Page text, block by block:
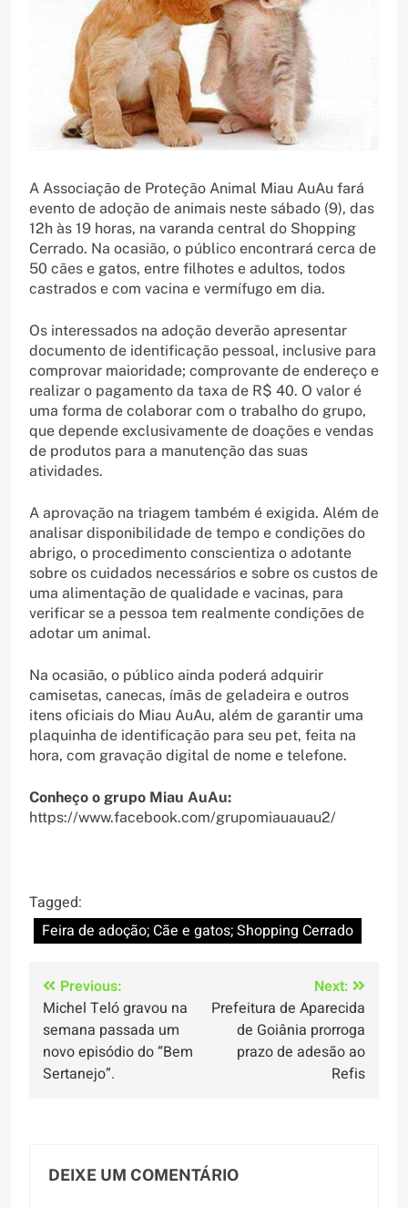
A Associação de Proteção Animal Miau AuAu fará
evento de adoção de animais neste sábado (9), das
12h às 19 horas, na varanda central do Shopping
Cerrado. Na ocasião, o público encontrará cerca de
50 cães e gatos, entre filhotes e adultos, todos
castrados e com vacina e vermífugo em dia.
Os interessados na adoção deverão apresentar
documento de identificação pessoal, inclusive para
comprovar maioridade; comprovante de endereço e
realizar o pagamento da taxa de R$ 40. O valor é
uma forma de colaborar com o trabalho do grupo,
que depende exclusivamente de doações e vendas
de produtos para a manutenção das suas
atividades.
A aprovação na triagem também é exigida. Além de
analisar disponibilidade de tempo e condições do
abrigo, o procedimento conscientiza o adotante
sobre os cuidados necessários e sobre os custos de
uma alimentação de qualidade e vacinas, para
verificar se a pessoa tem realmente condições de
adotar um animal.
Na ocasião, o público ainda poderá adquirir
camisetas, canecas, ímãs de geladeira e outros
itens oficiais do Miau AuAu, além de garantir uma
plaquinha de identificação para seu pet, feita na
hora, com gravação digital de nome e telefone.
Conheço o grupo Miau AuAu:
https://www.facebook.com/grupomiauauau2/
Tagged:
Feira de adoção; Cãe e gatos; Shopping Cerrado
Navegação
de
Post
Previous:
Michel Teló gravou na
semana passada um
novo episódio do “Bem
Sertanejo”.
Next:
Prefeitura de Aparecida
de Goiânia prorroga
prazo de adesão ao
Refis
DEIXE UM COMENTÁRIO